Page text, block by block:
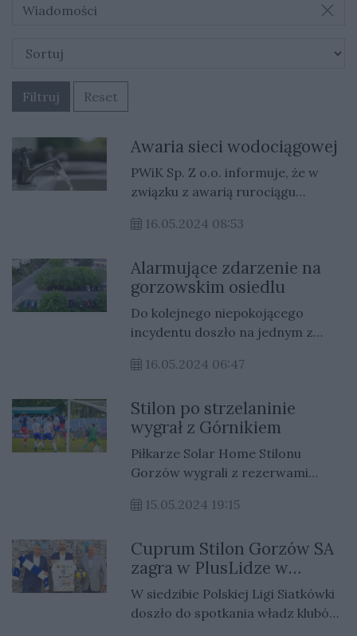
Wiadomości
Filtruj Reset
Awaria sieci wodociągowej
PWiK Sp. Z o.o. informuje, że w
związku z awarią rurociągu
Kłodawa w dniu 16.05.2024 r. od
dostawie wody do budynków przy
ulicach: - Wojcieszycka, -
Pogodna, - Serdeczna, - Radosna.
Przewidywany czas usunięcia
awarii - godz. 12:00. Beczkowóz z
wodą zostanie podstawiony. PWiK
niedogodności.
16.05.2024 08:53
Alarmujące zdarzenie na
gorzowskim osiedlu
Do kolejnego niepokojącego
incydentu doszło na jednym z
16.05.2024 06:47
Stilon po strzelaninie
wygrał z Górnikiem
Piłkarze Solar Home Stilonu
Gorzów wygrali z rezerwami
Zwycięstwo to dało niebiesko-
tabeli.
15.05.2024 19:15
Cuprum Stilon Gorzów SA
zagra w PlusLidze w
sezonie 2024/2025
W siedzibie Polskiej Ligi Siatkówki
doszło do spotkania władz klubów